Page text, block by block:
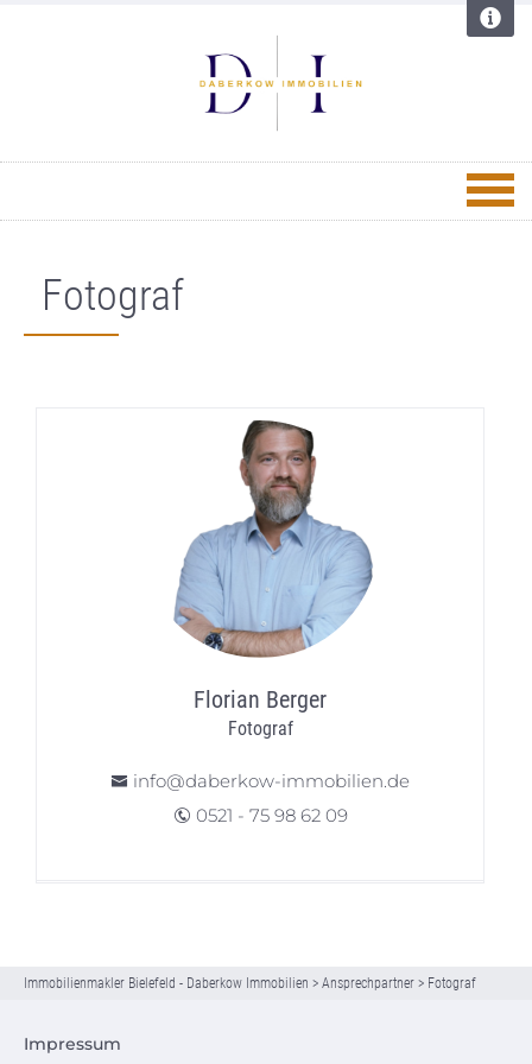
Fotograf
Florian Berger
Fotograf
info@daberkow-immobilien.de
0521 - 75 98 62 09
Immobilienmakler Bielefeld - Daberkow Immobilien > Ansprechpartner > Fotograf
Impressum